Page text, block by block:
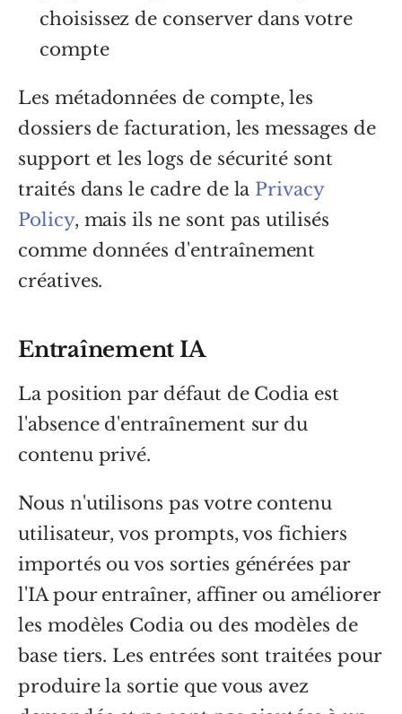
choisissez de conserver dans votre
compte
Les métadonnées de compte, les
dossiers de facturation, les messages de
support et les logs de sécurité sont
traités dans le cadre de la Privacy
Policy, mais ils ne sont pas utilisés
comme données d'entraînement
créatives.
Entraînement IA
La position par défaut de Codia est
l'absence d'entraînement sur du
contenu privé.
Nous n'utilisons pas votre contenu
utilisateur, vos prompts, vos fichiers
importés ou vos sorties générées par
l'IA pour entraîner, affiner ou améliorer
les modèles Codia ou des modèles de
base tiers. Les entrées sont traitées pour
produire la sortie que vous avez